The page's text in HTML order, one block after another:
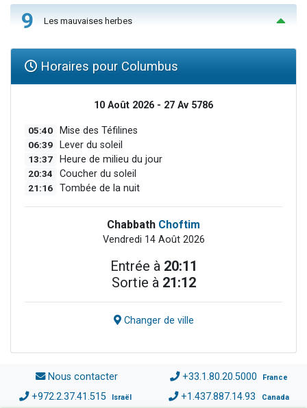
9 Les mauvaises herbes
Horaires pour Columbus
10 Août 2026 - 27 Av 5786
05:40 Mise des Téfilines
06:39 Lever du soleil
13:37 Heure de milieu du jour
20:34 Coucher du soleil
21:16 Tombée de la nuit
Chabbath Choftim
Vendredi 14 Août 2026
Entrée à 20:11
Sortie à 21:12
Changer de ville
Nous contacter +33.1.80.20.5000 France
+972.2.37.41.515 Israël +1.437.887.14.93 Canada